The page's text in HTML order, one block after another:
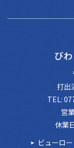
び
打出
TEL:
営
休業
ビューロ